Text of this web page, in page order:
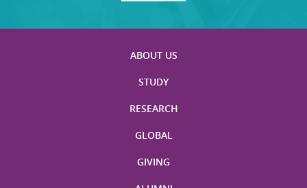
ABOUT US
STUDY
RESEARCH
GLOBAL
GIVING